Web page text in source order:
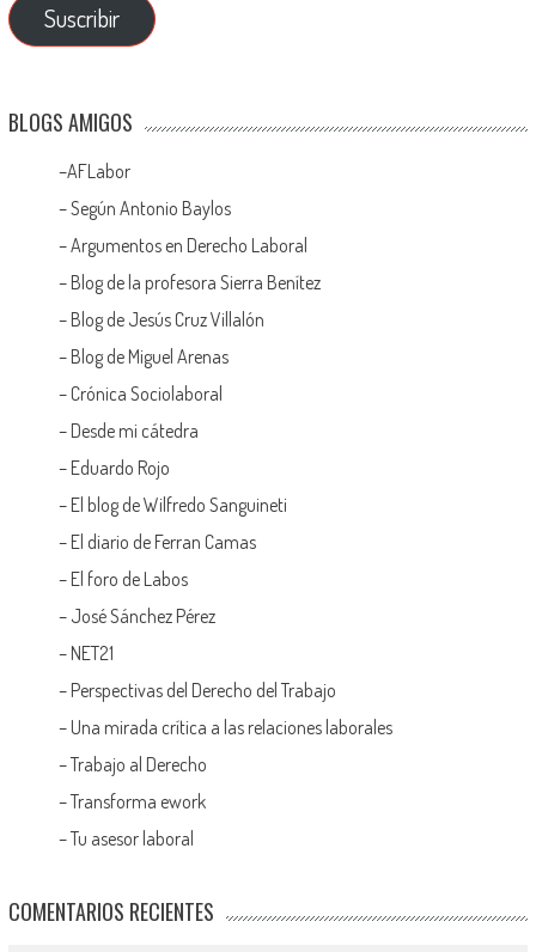
Suscribir
BLOGS AMIGOS
–AFLabor
– Según Antonio Baylos
–Argumentos en Derecho Laboral
– Blog de la profesora Sierra Benítez
– Blog de Jesús Cruz Villalón
– Blog de Miguel Arenas
– Crónica Sociolaboral
– Desde mi cátedra
– Eduardo Rojo
– El blog de Wilfredo Sanguineti
– El diario de Ferran Camas
– El foro de Labos
– José Sánchez Pérez
– NET21
– Perspectivas del Derecho del Trabajo
– Una mirada crítica a las relaciones laborales
–Trabajo al Derecho
–Transforma ework
–Tu asesor laboral
COMENTARIOS RECIENTES